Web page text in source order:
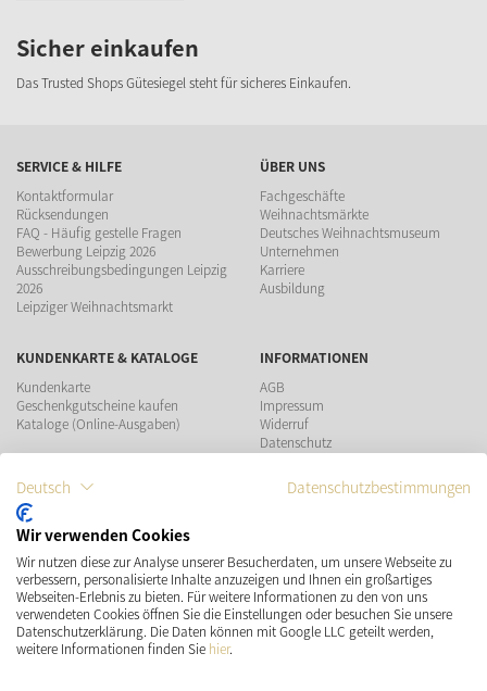
Sicher einkaufen
Das Trusted Shops Gütesiegel steht für sicheres Einkaufen.
SERVICE & HILFE
Kontaktformular
Rücksendungen
FAQ - Häufig gestelle Fragen
Bewerbung Leipzig 2026
Ausschreibungsbedingungen Leipzig
2026
Leipziger Weihnachtsmarkt
ÜBER UNS
Fachgeschäfte
Weihnachtsmärkte
Deutsches Weihnachtsmuseum
Unternehmen
Karriere
Ausbildung
KUNDENKARTE & KATALOGE
Kundenkarte
Geschenkgutscheine kaufen
Kataloge (Online-Ausgaben)
INFORMATIONEN
AGB
Impressum
Widerruf
Datenschutz
ZAHLUNGSMÖGLICHKEITEN
VERSAND SOCIAL MEDIA
Deutsch Datenschutzbestimmungen
Wir verwenden Cookies
Wir nutzen diese zur Analyse unserer Besucherdaten, um unsere Webseite zu
verbessern, personalisierte Inhalte anzuzeigen und Ihnen ein großartiges
Webseiten-Erlebnis zu bieten. Für weitere Informationen zu den von uns
verwendeten Cookies öffnen Sie die Einstellungen oder besuchen Sie unsere
Datenschutzerklärung. Die Daten können mit Google LLC geteilt werden,
weitere Informationen finden Sie hier.